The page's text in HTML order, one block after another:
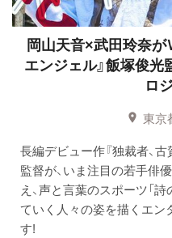
岡山天音×武田玲奈
エンジェル』飯塚俊
ロ
東京
長編デビュー作『独裁者、
監督が、いま注目の若手俳
え、声と言葉のスポーツ「
ていく人々の姿を描くエン
す!